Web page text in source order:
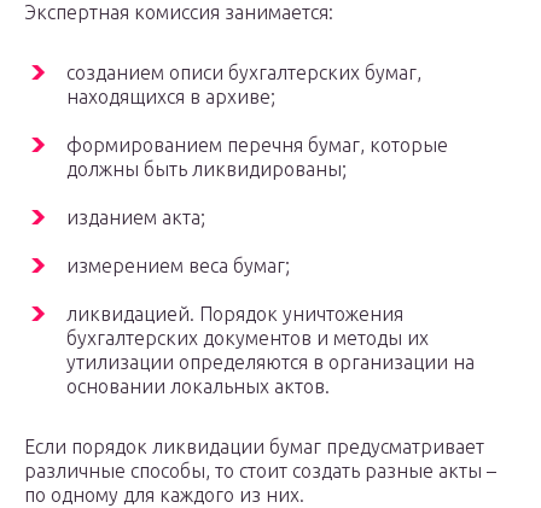
Экспертная комиссия занимается:
созданием описи бухгалтерских бумаг,
находящихся в архиве;
формированием перечня бумаг, которые
должны быть ликвидированы;
изданием акта;
измерением веса бумаг;
ликвидацией. Порядок уничтожения
бухгалтерских документов и методы их
утилизации определяются в организации на
основании локальных актов.
Если порядок ликвидации бумаг предусматривает
различные способы, то стоит создать разные акты –
по одному для каждого из них.